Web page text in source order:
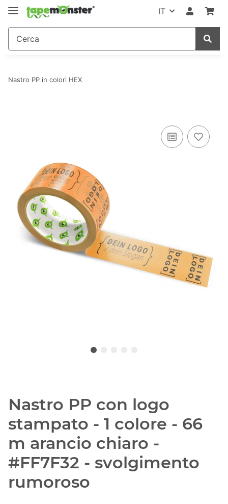
IT
Nastro PP in colori HEX
Nastro PP con logo
stampato - 1 colore - 66
m arancio chiaro -
#FF7F32 - svolgimento
rumoroso